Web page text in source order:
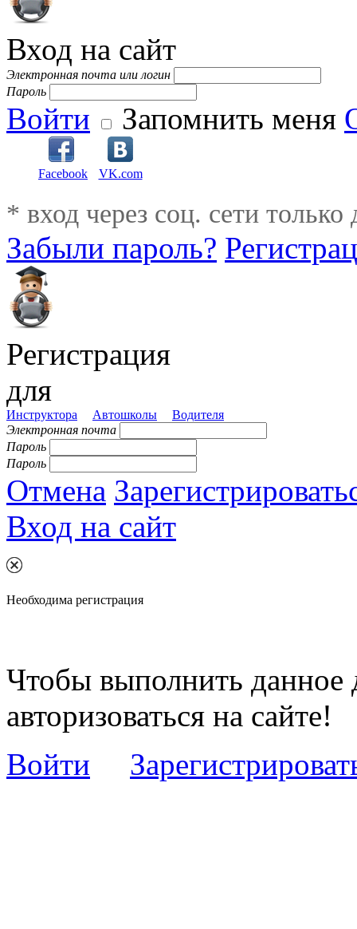
Вход на сайт
Электронная почта или логин
Пароль
Войти Запомнить меня
Facebook VK.com
* вход через соц. сети
Забыли пароль?
Регистрация
для
Инструктора Автошколы
Водителя
Электронная почта
Пароль
Пароль
Отмена
Вход на сайт
Необходима регистрация
Чтобы выполнить данное
авторизоваться на сайте!
Войти